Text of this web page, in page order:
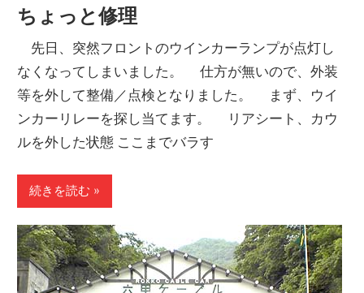
ちょっと修理
先日、突然フロントのウインカーランプが点灯し
なくなってしまいました。 仕方が無いので、外装
等を外して整備／点検となりました。 まず、ウイ
ンカーリレーを探し当てます。 リアシート、カウ
ルを外した状態 ここまでバラす
続きを読む